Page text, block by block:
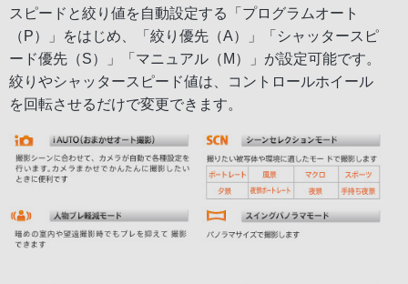
スピードと絞り値を自動設定する「プログラムオート
（P）」をはじめ、「絞り優先（A）」「シャッタースピ
ード優先（S）」「マニュアル（M）」が設定可能です。
絞りやシャッタースピード値は、コントロールホイール
を回転させるだけで変更できます。